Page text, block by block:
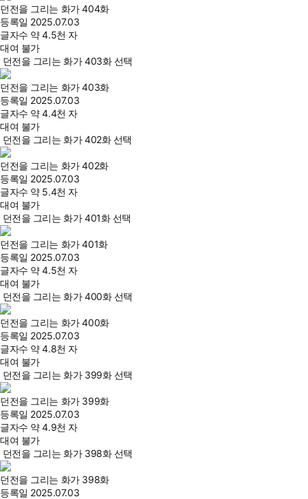
던전을 그리는 화가 404화
등록일 2025.07.03
글자수 약 4.5천 자
대여 불가
던전을 그리는 화가 403화 선택
던전을 그리는 화가 403화
등록일 2025.07.03
글자수 약 4.4천 자
대여 불가
던전을 그리는 화가 402화 선택
던전을 그리는 화가 402화
등록일 2025.07.03
글자수 약 5.4천 자
대여 불가
던전을 그리는 화가 401화 선택
던전을 그리는 화가 401화
등록일 2025.07.03
글자수 약 4.5천 자
대여 불가
던전을 그리는 화가 400화 선택
던전을 그리는 화가 400화
등록일 2025.07.03
글자수 약 4.8천 자
대여 불가
던전을 그리는 화가 399화 선택
던전을 그리는 화가 399화
등록일 2025.07.03
글자수 약 4.9천 자
대여 불가
던전을 그리는 화가 398화 선택
던전을 그리는 화가 398화
등록일 2025.07.03